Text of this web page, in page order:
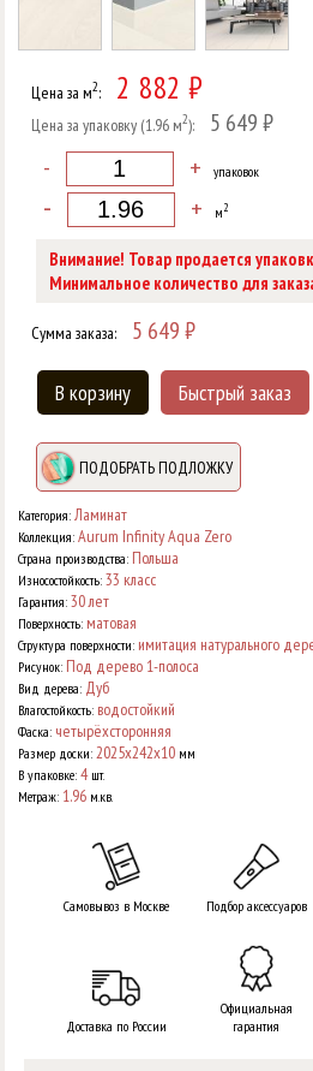
Цена за м2: 2 882 ₽
Цена за упаковку (1.96 м2): 5 649 ₽
- + упаковок
- + м2
Внимание! Товар продается
Минимальное количество для
Сумма заказа: 5 649₽
В корзину Быстрый заказ
ПОДОБРАТЬ ПОДЛОЖКУ
Категория:Ламинат
Коллекция:Aurum Infinity Aqua Zero
Страна производства: Польша
Износостойкость:33 класс
Гарантия:30 лет
Поверхность: матовая
Структура поверхности: имитация натурального
Рисунок: Под дерево 1-полоса
Вид дерева: Дуб
Влагостойкость: водостойкий
Фаска: четырёхсторонняя
Размер доски:2025x242x10 мм
В упаковке:4шт.
Метраж: 1.96 м.кв.
Самовывоз в Москве Подбор аксессуаров
Доставка по России
Официальная
гарантия